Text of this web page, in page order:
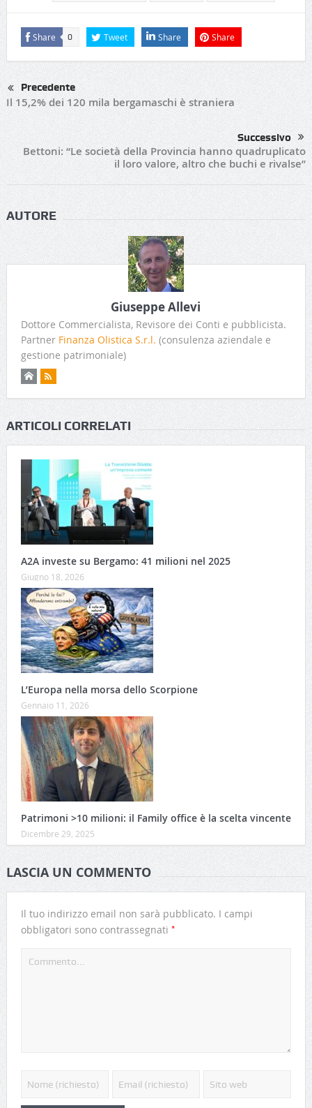
Share 0 Tweet Share Share
Precedente
Il 15,2% dei 120 mila bergamaschi è straniera
Successivo
Bettoni: “Le società della Provincia hanno quadruplicato
il loro valore, altro che buchi e rivalse”
AUTORE
Giuseppe Allevi
Dottore Commercialista, Revisore dei Conti e pubblicista.
Partner Finanza Olistica S.r.l. (consulenza aziendale e
gestione patrimoniale)
ARTICOLI CORRELATI
A2A investe su Bergamo: 41 milioni nel 2025
Giugno 18, 2026
L’Europa nella morsa dello Scorpione
Gennaio 11, 2026
Patrimoni >10 milioni: il Family office è la scelta vincente
Dicembre 29, 2025
LASCIA UN COMMENTO
Il tuo indirizzo email non sarà pubblicato. I campi
obbligatori sono contrassegnati *